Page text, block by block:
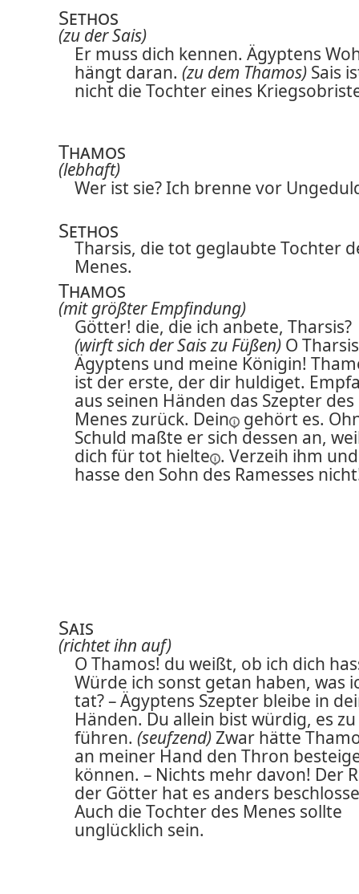
Sethos
(zu der Sais)
Er muss dich kennen. Ägyptens
hängt daran. (zu dem Thamos) Sais
nicht die Tochter eines
Thamos
(lebhaft)
Wer ist sie? Ich brenne vor
Sethos
Tharsis, die tot geglaubte Tochter
Menes.
Thamos
(mit größter Empfindung)
Götter! die, die ich anbete, Tharsis?
(wirft sich der Sais zu Füßen) O
Ägyptens und meine Königin!
ist der erste, der dir huldiget.
aus seinen Händen das Szepter des
Menes zurück. Dein
gehört es.
Schuld maßte er sich dessen an,
dich für tot hielte . Verzeih ihm und
hasse den Sohn des Ramesses
Sais
(richtet ihn auf)
O Thamos! du weißt, ob ich dich
Würde ich sonst getan haben, was
tat? – Ägyptens Szepter bleibe in
Händen. Du allein bist würdig, es zu
führen. (seufzend)Zwar hätte
an meiner Hand den Thron
können. – Nichts mehr davon! Der
der Götter hat es anders
Auch die Tochter des Menes sollte
unglücklich sein.